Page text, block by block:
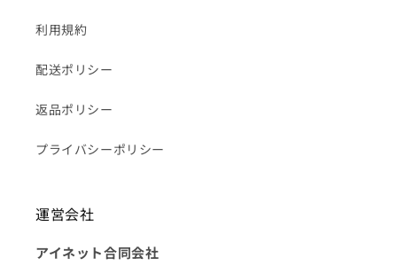
利用規約
配送ポリシー
返品ポリシー
プライバシーポリシー
運営会社
アイネット合同会社